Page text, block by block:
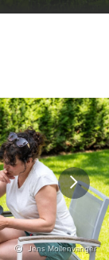
Jens Mollenvanger